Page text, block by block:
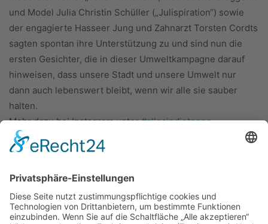
und Model Julia Chris­tin Schüller („Julispiration“) sowie
der engagierte Hasseer Jung und Zahnarzt Torsten Cordts
sagten spontan ihre Unterstützung zu und sind nun die
ersten Gesichter, die in dieser Umweltkampagne darauf
hinweisen, dass unsere Stadt und unsere Umwelt nur
dann auch lebenswert bleibt, wenn wir alle sie sauber
halten.
Mehr dazu bei Instagram unter#allesindietonne.